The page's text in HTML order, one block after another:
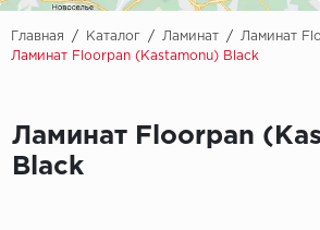
Паркет
Плинтус
Главная / Каталог / Ламинат / Ламинат
Ламинат Floorpan (Kastamonu) Black
Ламинат Floorpan
Black